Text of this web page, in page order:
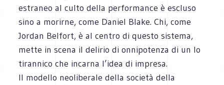
estraneo al culto della performance è escluso
sino a morirne, come Daniel Blake. Chi, come
Jordan Belfort, è al centro di questo sistema,
mette in scena il delirio di onnipotenza di un Io
tirannico che incarna l’idea di impresa.
Il modello neoliberale della società della